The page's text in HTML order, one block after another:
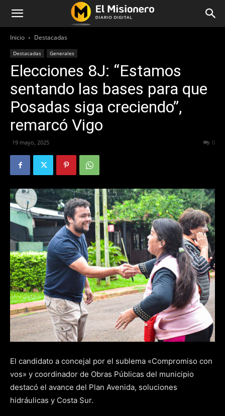
Inicio Destacadas
Destacadas Generales
Elecciones 8J: “Estamos
sentando las bases para que
Posadas siga creciendo”,
remarcó Vigo
19 mayo, 2025 0
El candidato a concejal por el sublema «Compromiso con
vos» y coordinador de Obras Públicas del municipio
destacó el avance del Plan Avenida, soluciones
hidráulicas y Costa Sur.